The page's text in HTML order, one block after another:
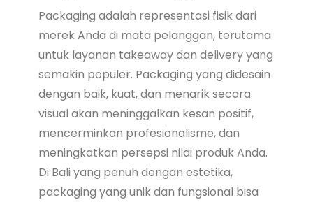
Packaging adalah representasi fisik dari
merek Anda di mata pelanggan, terutama
untuk layanan takeaway dan delivery yang
semakin populer. Packaging yang didesain
dengan baik, kuat, dan menarik secara
visual akan meninggalkan kesan positif,
mencerminkan profesionalisme, dan
meningkatkan persepsi nilai produk Anda.
Di Bali yang penuh dengan estetika,
packaging yang unik dan fungsional bisa